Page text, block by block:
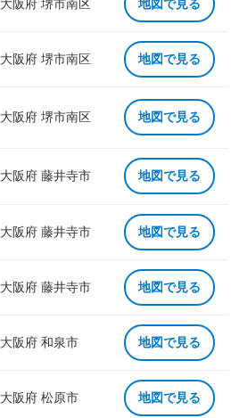
大阪府 堺市南区 地図で見る
大阪府 堺市南区 地図で見る
大阪府 堺市南区 地図で見る
大阪府 藤井寺市 地図で見る
大阪府 藤井寺市 地図で見る
大阪府 藤井寺市 地図で見る
大阪府 和泉市 地図で見る
大阪府 松原市 地図で見る